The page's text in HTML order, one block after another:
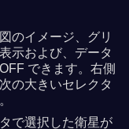
のイメージ、グリ
示および、データ
できます。右側
の大きいセレクタ
で選択した衛星が